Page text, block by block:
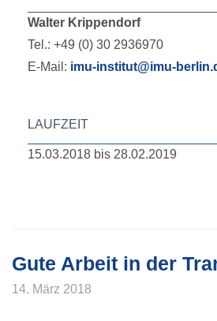
Walter Krippendorf
Tel.: +49 (0) 30 2936970
E-Mail: imu-institut@imu-
LAUFZEIT
15.03.2018 bis 28.02.2019
Gute Arbeit in der
14. März 2018